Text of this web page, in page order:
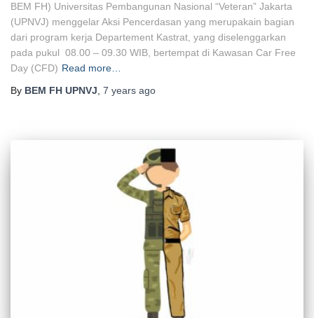
BEM FH) Universitas Pembangunan Nasional “Veteran” Jakarta
(UPNVJ) menggelar Aksi Pencerdasan yang merupakain bagian
dari program kerja Departement Kastrat, yang diselenggarkan
pada pukul 08.00 – 09.30 WIB, bertempat di Kawasan Car Free
Day (CFD) Read more…
By BEM FH UPNVJ, 7 years ago